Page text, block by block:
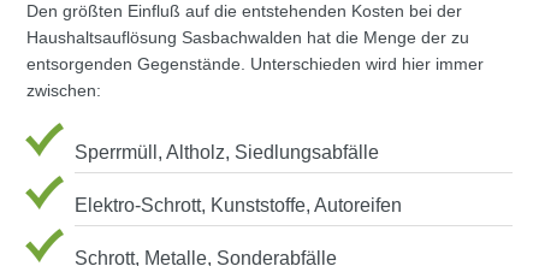
Den größten Einfluß auf die entstehenden Kosten bei der
Haushaltsauflösung Sasbachwalden hat die Menge der zu
entsorgenden Gegenstände. Unterschieden wird hier immer
zwischen:
Sperrmüll, Altholz, Siedlungsabfälle
Elektro-Schrott, Kunststoffe, Autoreifen
Schrott, Metalle, Sonderabfälle